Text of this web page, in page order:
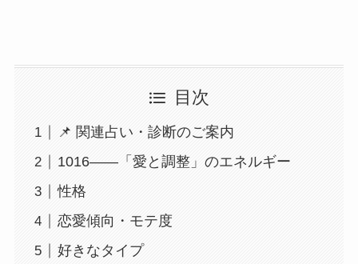
目次
📌 関連占い・診断のご案内
1016――「愛と調整」のエネルギー
性格
恋愛傾向・モテ度
好きなタイプ